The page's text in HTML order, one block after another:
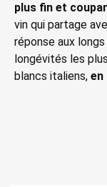
plus fin et
vin qui partage
réponse aux
longévités les
blancs italiens, en